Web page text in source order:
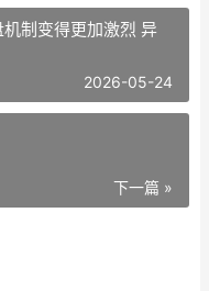
机制变得更加激烈 异
2026-05-24
下一篇 »